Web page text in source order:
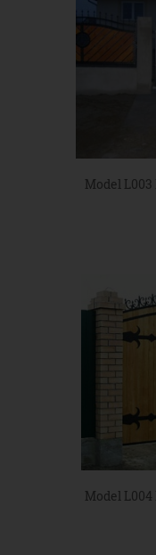
Model
Model